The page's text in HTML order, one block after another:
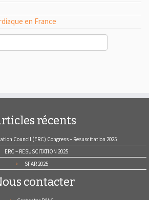
en France
récents
Council (ERC) Congress – Resuscitation 2025
ERC – RESUSCITATION 2025
SFAR 2025
contacter